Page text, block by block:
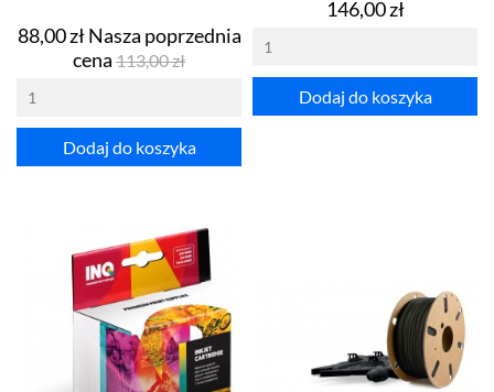
Cena
88,00 zł Nasza poprzednia
cenaCena
113,00 zł
Dodaj do koszyka
Cena
146,00 zł
Dodaj do koszyka